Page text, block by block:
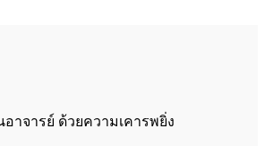
าจารย์ ด้วยความเคารพยิ่ง